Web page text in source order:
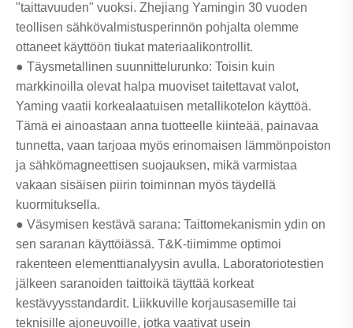
"taittavuuden" vuoksi. Zhejiang Yamingin 30 vuoden
teollisen sähkövalmistusperinnön pohjalta olemme
ottaneet käyttöön tiukat materiaalikontrollit.
● Täysmetallinen suunnittelurunko: Toisin kuin
markkinoilla olevat halpa muoviset taitettavat valot,
Yaming vaatii korkealaatuisen metallikotelon käyttöä.
Tämä ei ainoastaan ​​anna tuotteelle kiinteää, painavaa
tunnetta, vaan tarjoaa myös erinomaisen lämmönpoiston
ja sähkömagneettisen suojauksen, mikä varmistaa
vakaan sisäisen piirin toiminnan myös täydellä
kuormituksella.
● Väsymisen kestävä sarana: Taittomekanismin ydin on
sen saranan käyttöiässä. T&K-tiimimme optimoi
rakenteen elementtianalyysin avulla. Laboratoriotestien
jälkeen saranoiden taittoikä täyttää korkeat
kestävyysstandardit. Liikkuville korjausasemille tai
teknisille ajoneuvoille, jotka vaativat usein